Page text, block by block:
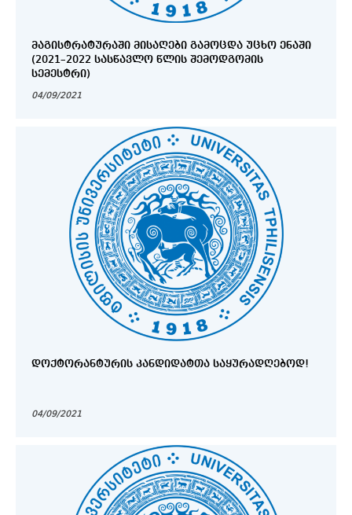
ᲛᲐᲒᲘᲡᲢᲠᲐᲢᲣᲠᲐᲨᲘ ᲛᲘᲡᲐᲦᲔᲑᲘ ᲒᲐᲛᲝᲪᲓᲐ ᲣᲪᲮᲝ ᲔᲜᲐᲨᲘ
(2021–2022 ᲡᲐᲡᲬᲐᲕᲚᲝ ᲬᲚᲘᲡ ᲨᲔᲛᲝᲓᲒᲝᲛᲘᲡ
ᲡᲔᲛᲔᲡᲢᲠᲘ)
04/09/2021
ᲓᲝᲥᲢᲝᲠᲐᲜᲢᲣᲠᲘᲡ ᲙᲐᲜᲓᲘᲓᲐᲢᲗᲐ ᲡᲐᲧᲣᲠᲐᲓᲦᲔᲑᲝᲓ!
04/09/2021